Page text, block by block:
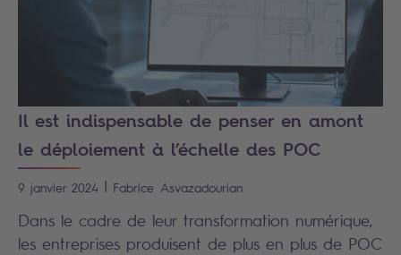
Il est indispensable de penser en amont
le déploiement à l’échelle des POC
9 janvier 2024 | Fabrice Asvazadourian
Dans le cadre de leur transformation numérique,
les entreprises produisent de plus en plus de POC